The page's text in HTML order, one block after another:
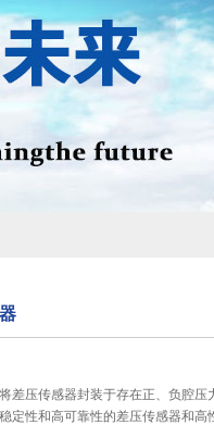
差压传感器封装于存在正、负腔压
定性和高可靠性的差压传感器和高